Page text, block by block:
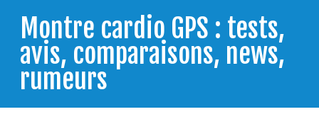
contentMontre cardio GPS : tests,
avis, comparaisons, news,
rumeurs